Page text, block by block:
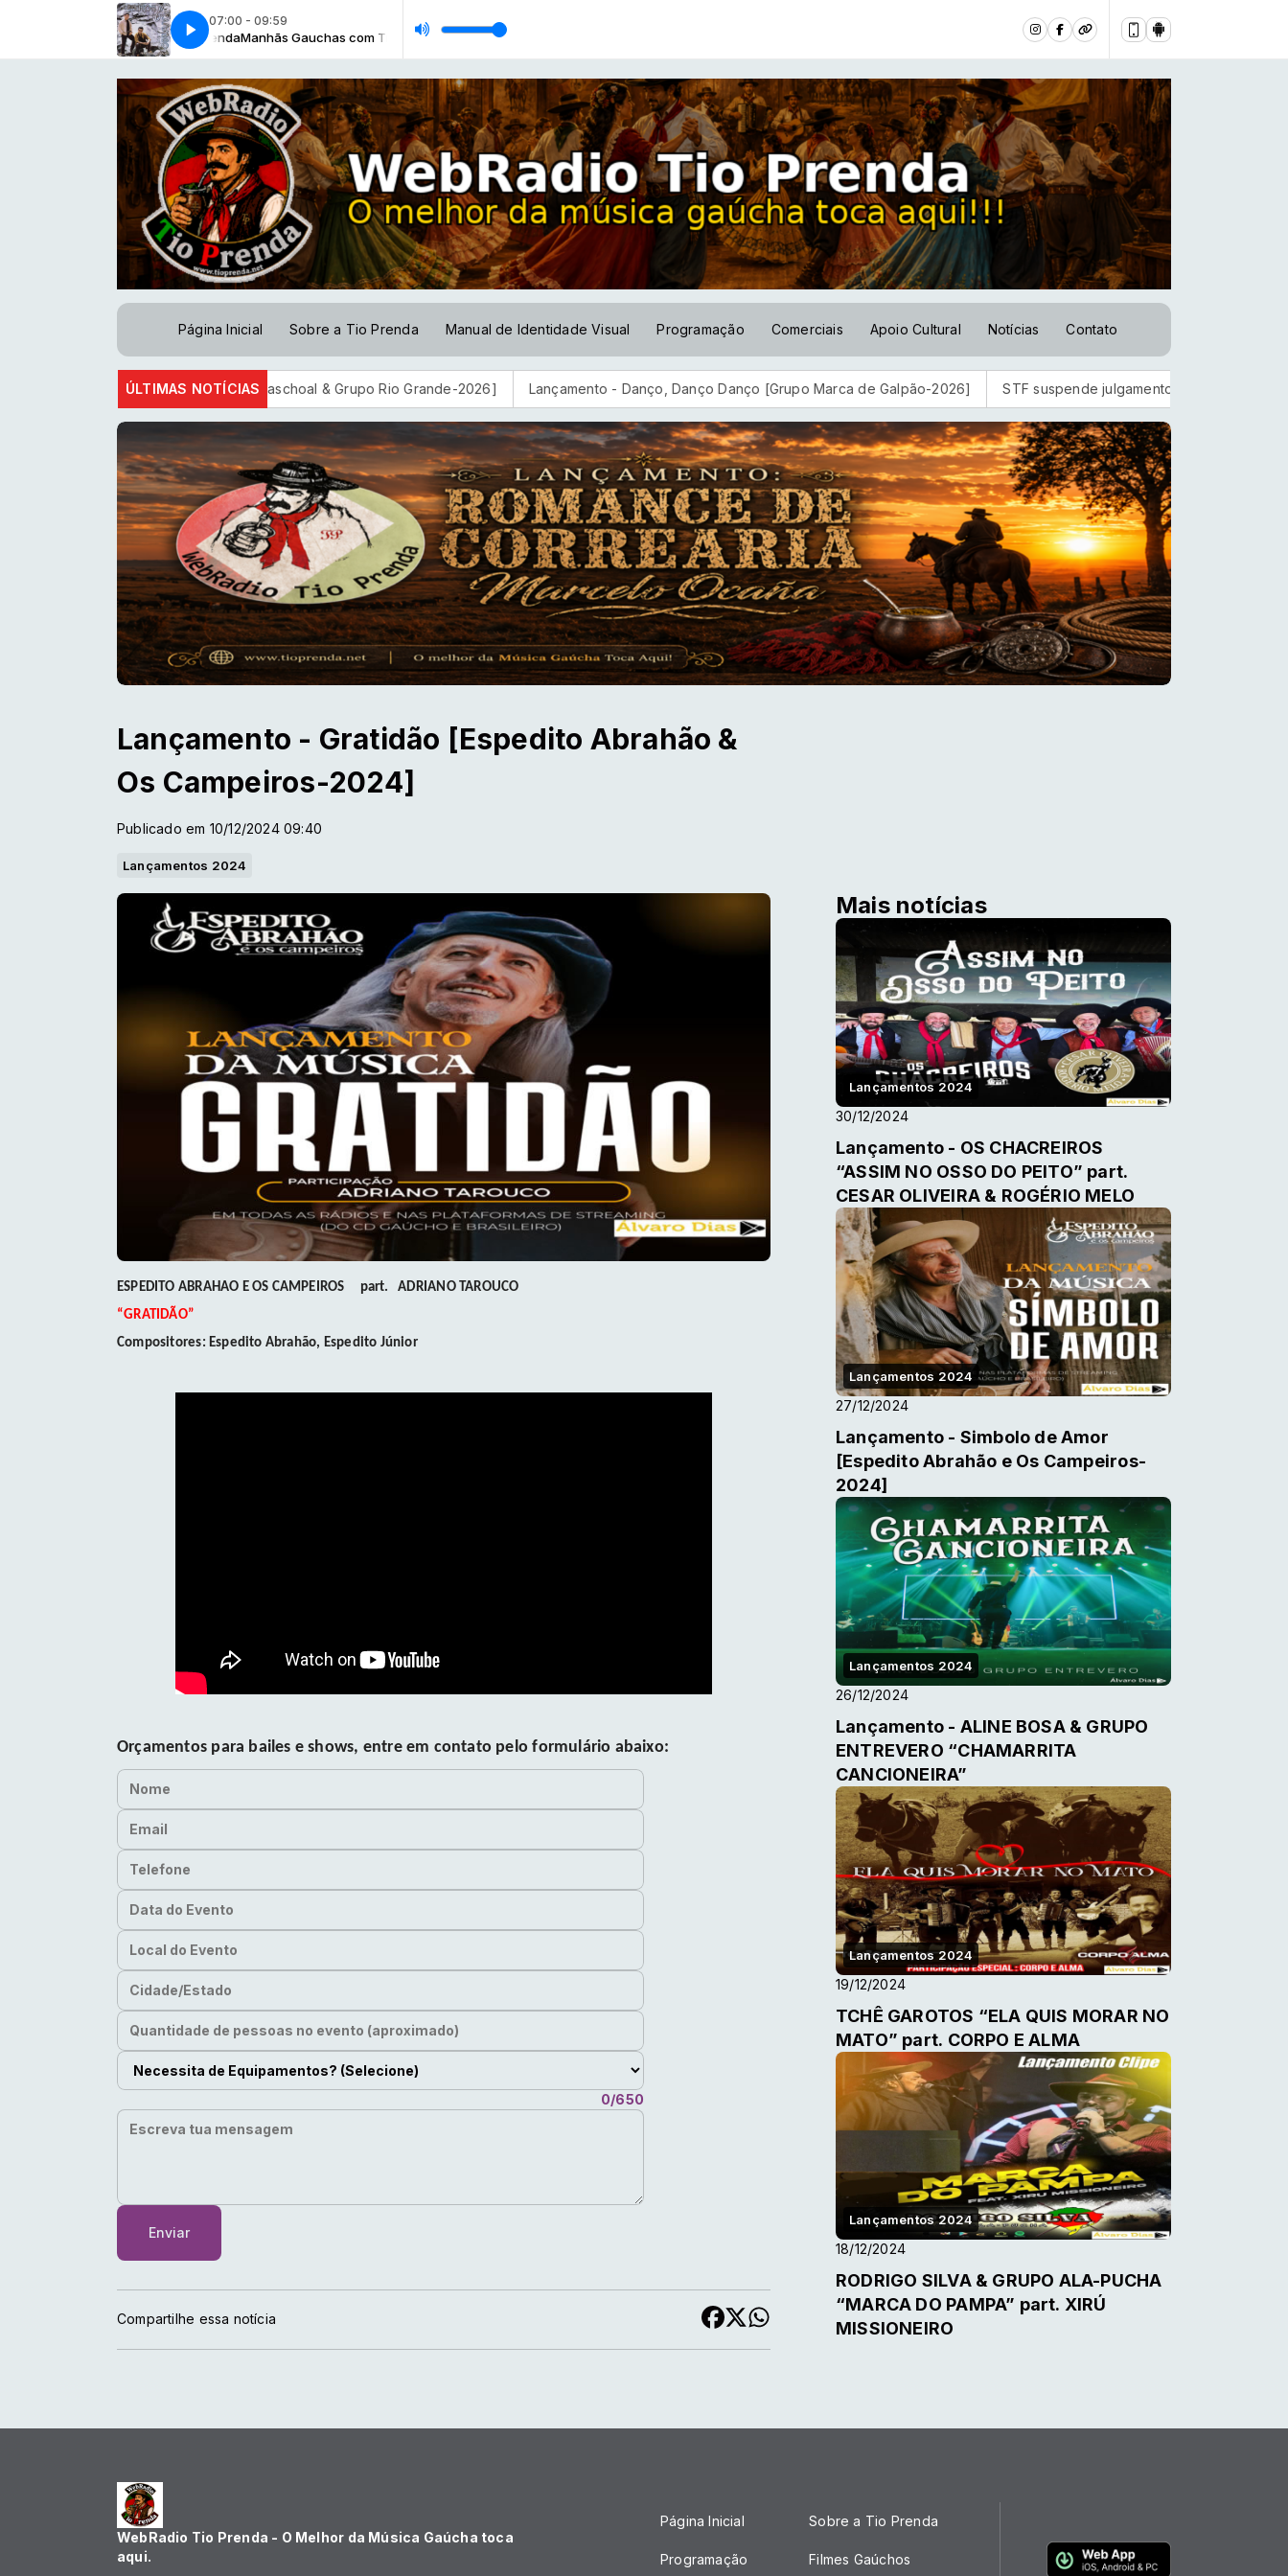
07:00 - 09:59
Gauchas com Tio Prenda Manhãs Gauchas com Tio Prenda
Viver de Lembrança [Os Caibatés]Como é Triste Viver de Lembrança [Os Caibatés]
Página Inicial Sobre a Tio Prenda Manual de Identidade Visual Programação Comerciais Apoio Cultural Notícias Contato
ÚLTIMAS NOTÍCIAS
Lançamnto - Parceiro [Paschoal & Grupo Rio Grande-2026] Lançamento - Danço, Danço Danço [Grupo Marca de Galpão-2026] STF suspende julgamento sobre norma que proíbe jogos
Lançamento - Gratidão [Espedito Abrahão &
Os Campeiros-2024]
Publicado em 10/12/2024 09:40
Lançamentos 2024
ESPEDITO ABRAHÃO E OS CAMPEIROS part. ADRIANO TAROUCO
“GRATIDÃO”
Compositores: Espedito Abrahão, Espedito Júnior
Orçamentos para bailes e shows, entre em contato pelo formulário abaixo:
Nome
Email
Telefone
Data do Evento
Local do Evento
Cidade/Estado
Quantidade de pessoas no evento (aproximado)
Necessita de Equipamentos?
0/650
Enviar
Compartilhe essa notícia
Mais notícias
Lançamentos 2024
30/12/2024
Lançamento - OS CHACREIROS
“ASSIM NO OSSO DO PEITO” part.
CESAR OLIVEIRA & ROGÉRIO MELO
Lançamentos 2024
27/12/2024
Lançamento - Simbolo de Amor
[Espedito Abrahão e Os Campeiros-
2024]
Lançamentos 2024
26/12/2024
Lançamento - ALINE BOSA & GRUPO
ENTREVERO “CHAMARRITA
CANCIONEIRA”
Lançamentos 2024
19/12/2024
TCHÊ GAROTOS “ELA QUIS MORAR NO
MATO” part. CORPO E ALMA
Lançamentos 2024
18/12/2024
RODRIGO SILVA & GRUPO ALA-PUCHA
“MARCA DO PAMPA” part. XIRÚ
MISSIONEIRO
WebRadio Tio Prenda - O Melhor da Música Gaúcha toca
aqui.
Página Inicial
Programação
Sobre a Tio Prenda
Filmes Gaúchos